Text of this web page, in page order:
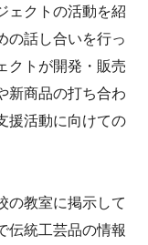
ェクトの活動を紹
の話し合いを行っ
クトが開発・販売
新商品の打ち合わ
援活動に向けての
の教室に掲示して
伝統工芸品の情報